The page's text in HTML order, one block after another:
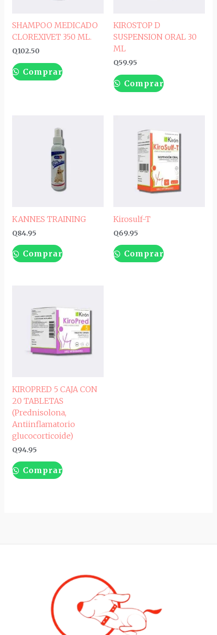
SHAMPOO MEDICADO
CLOREXIVET 350 ML.
Q102.50
Comprar
KIROSTOP D
SUSPENSION ORAL 30
ML
Q59.95
Comprar
KANNES TRAINING
Q84.95
Comprar
Kirosulf-T
Q69.95
Comprar
KIROPRED 5 CAJA CON
20 TABLETAS
(Prednisolona,
Antiinflamatorio
glucocorticoide)
Q94.95
Comprar